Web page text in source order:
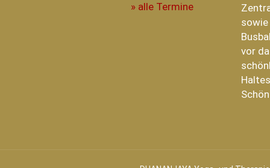
» alle Termine
vor